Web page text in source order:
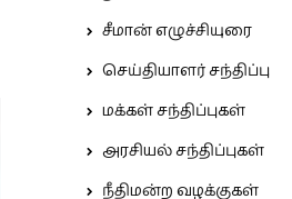
சீமான் எழுச்சியுரை
செய்தியாளர் சந்திப்பு
மக்கள் சந்திப்புகள்
அரசியல் சந்திப்புகள்
நீதிமன்ற வழக்குகள்